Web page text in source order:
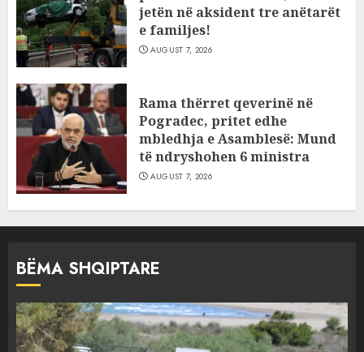
jetën në aksident tre anëtarët
e familjes!
AUGUST 7, 2026
Rama thërret qeverinë në
Pogradec, pritet edhe
mbledhja e Asamblesë: Mund
të ndryshohen 6 ministra
AUGUST 7, 2026
BËMA SHQIPTARE